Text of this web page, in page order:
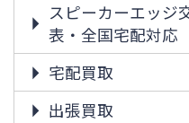
スピーカーエッジ
表・全国宅配対応
宅配買取
出張買取